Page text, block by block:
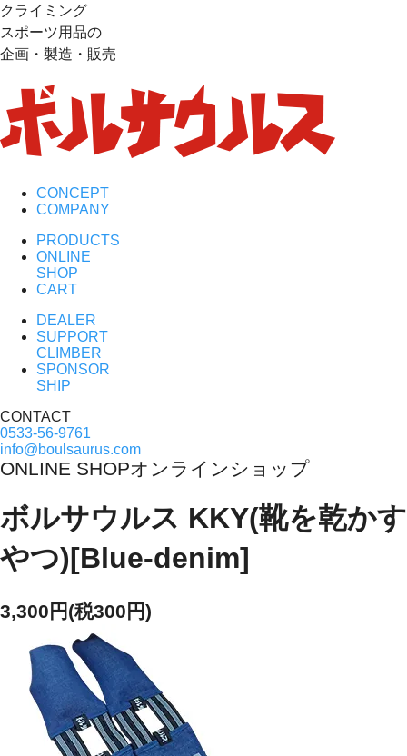
クライミング
スポーツ用品の
企画・製造・販売
CONCEPT
COMPANY
PRODUCTS
ONLINE
SHOP
CART
DEALER
SUPPORT
CLIMBER
SPONSOR
SHIP
CONTACT
0533-56-9761
info@boulsaurus.com
ONLINE SHOPオンラインショップ
ボルサウルス KKY(靴を乾かす
やつ)[Blue-denim]
3,300円(税300円)